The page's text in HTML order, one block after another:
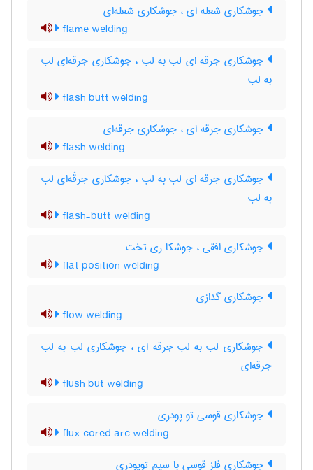
جوشکاری شعله ای ، جوشکاری شعله‌ای
flame welding
جوشکاری جرقه ای لب به لب ، جوشکاری جرقه‌ای لب
به لب
flash butt welding
جوشکاری جرقه ای ، جوشکاری جرقه‌ای
flash welding
جوشکاری جرقه ای لب به لب ، جوشکاری جرقّه‌ای لب
به لب
flash-butt welding
جوشکاری افقی ، جوشکا ری تخت
flat position welding
جوشکاری گدازی
flow welding
جوشکاری لب به لب جرقه ای ، جوشکاری لب به لب
جرقه‌ای
flush but welding
جوشکاری قوسی تو پودری
flux cored arc welding
جوشکاری فلز قوسی با سیم توپودری